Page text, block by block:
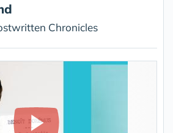
Chronicles